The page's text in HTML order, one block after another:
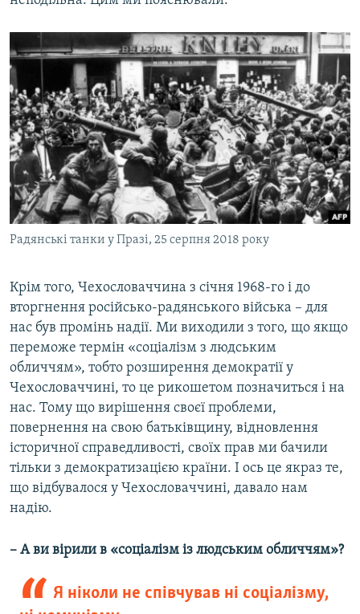
Радянські танки у Празі, 25 серпня 2018 року
Крім того, Чехословаччина з січня 1968-го і до
вторгнення російсько-радянського війська – для
нас був промінь надії. Ми виходили з того, що якщо
переможе термін «соціалізм з людським
обличчям», тобто розширення демократії у
Чехословаччині, то це рикошетом позначиться і на
нас. Тому що вирішення своєї проблеми,
повернення на свою батьківщину, відновлення
історичної справедливості, своїх прав ми бачили
тільки з демократизацією країни. І ось це якраз те,
що відбувалося у Чехословаччині, давало нам
надію.
– А ви вірили в «соціалізм із людським обличчям»?
Я ніколи не співчував ні соціалізму,